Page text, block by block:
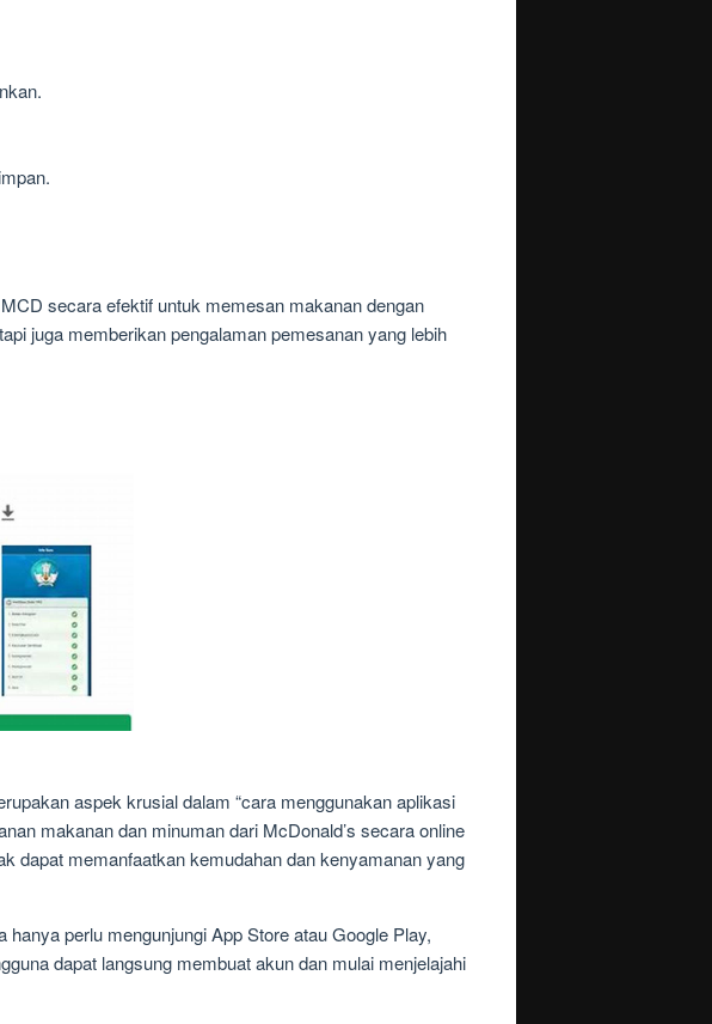
secara efektif untuk memesan makanan dengan
juga memberikan pengalaman pemesanan yang lebih
aspek krusial dalam “cara menggunakan aplikasi
makanan dan minuman dari McDonald’s secara online
dapat memanfaatkan kemudahan dan kenyamanan yang
perlu mengunjungi App Store atau Google Play,
dapat langsung membuat akun dan mulai menjelajahi